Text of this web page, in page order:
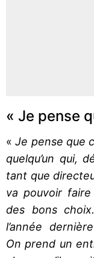
« Je pense
« Je pense que
quelqu’un qui,
tant que
va pouvoir faire
des bons
l’année
On prend un